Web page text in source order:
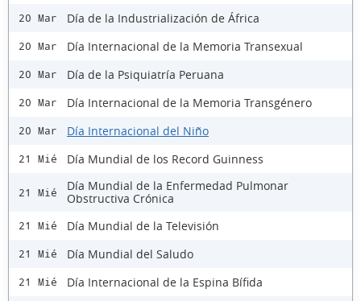
20 Mar Día de la Industrialización de África
20 Mar Día Internacional de la Memoria Transexual
20 Mar Día de la Psiquiatría Peruana
20 Mar Día Internacional de la Memoria Transgénero
20 Mar Día Internacional del Niño
21 Mié Día Mundial de los Record Guinness
21 Mié
Día Mundial de la Enfermedad Pulmonar
Obstructiva Crónica
21 Mié Día Mundial de la Televisión
21 Mié Día Mundial del Saludo
21 Mié Día Internacional de la Espina Bífida